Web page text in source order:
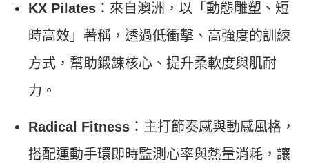
KX Pilates ：來自澳洲，以「動態雕塑、短
時高效」著稱，透過低衝擊、高強度的訓練
方式，幫助鍛鍊核心、提升柔軟度與肌耐
力。
Radical Fitness ：主打節奏感與動感風格，
搭配運動手環即時監測心率與熱量消耗，讓